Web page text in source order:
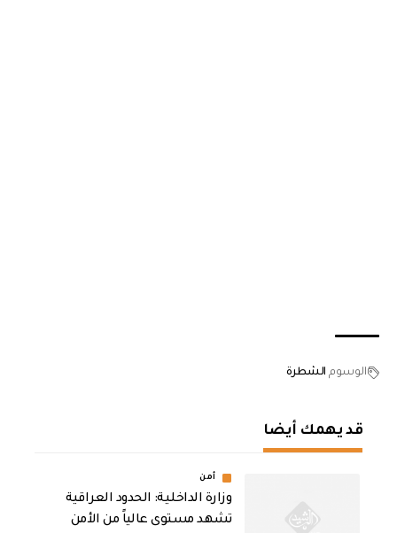
الوسوم الشطرة
قد يهمك أيضا
أمن
وزارة الداخلية: الحدود العراقية
تشهد مستوى عالياً من الأمن